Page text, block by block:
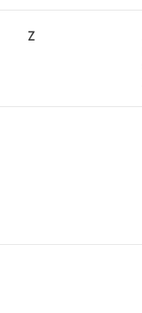
Z